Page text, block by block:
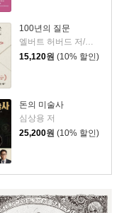
100년의 질문
엘버트 허버드 저/충희 편
15,120원 (10% 할인)
돈의 미술사
심상용 저
25,200원 (10% 할인)